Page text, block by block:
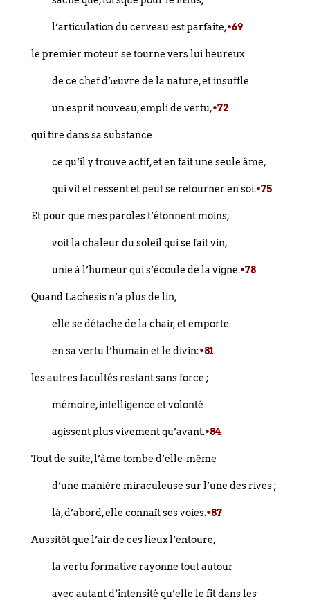
l’articulation du cerveau est parfaite,•69
le premier moteur se tourne vers lui heureux
de ce chef d’œuvre de la nature, et insuffle
un esprit nouveau, empli de vertu,•72
qui tire dans sa substance
ce qu’il y trouve actif, et en fait une seule âme,
qui vit et ressent et peut se retourner en soi.•75
Et pour que mes paroles t’étonnent moins,
voit la chaleur du soleil qui se fait vin,
unie à l’humeur qui s’écoule de la vigne.•78
Quand Lachesis n’a plus de lin,
elle se détache de la chair, et emporte
en sa vertu l’humain et le divin:•81
les autres facultés restant sans force ;
mémoire, intelligence et volonté
agissent plus vivement qu’avant.•84
Tout de suite, l’âme tombe d’elle-même
d’une manière miraculeuse sur l’une des rives ;
là, d’abord, elle connaît ses voies.•87
Aussitôt que l’air de ces lieux l’entoure,
la vertu formative rayonne tout autour
avec autant d’intensité qu’elle le fit dans les